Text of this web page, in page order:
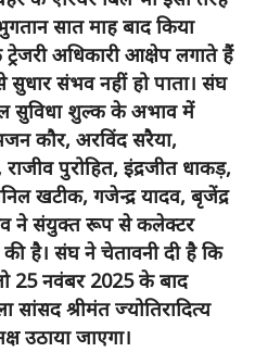
सात माह बाद किया
अधिकारी आक्षेप लगाते हैं
संभव नहीं हो पाता। संघ
सुविधा शुल्क के अभाव में
कौर, अरविंद सरैया,
पुरोहित, इंद्रजीत धाकड़,
खटीक, गजेन्द्र यादव, बृजेंद्र
ने संयुक्त रूप से कलेक्टर
की है। संघ ने चेतावनी दी है कि
25 नवंबर 2025 के बाद
सांसद श्रीमंत ज्योतिरादित्य
उठाया जाएगा।